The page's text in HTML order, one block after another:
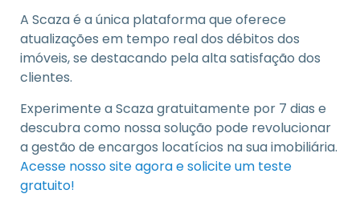
A Scaza é a única plataforma que oferece
atualizações em tempo real dos débitos dos
imóveis, se destacando pela alta satisfação dos
clientes.
Experimente a Scaza gratuitamente por 7 dias e
descubra como nossa solução pode revolucionar
a gestão de encargos locatícios na sua imobiliária.
Acesse nosso site agora e solicite um teste
gratuito!